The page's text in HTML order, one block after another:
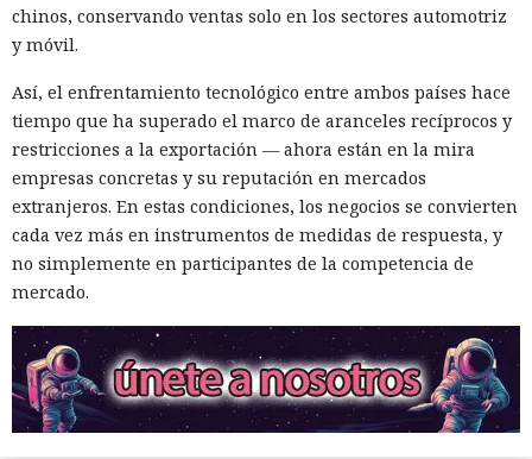
chinos, conservando ventas solo en los sectores automotriz
y móvil.
Así, el enfrentamiento tecnológico entre ambos países hace
tiempo que ha superado el marco de aranceles recíprocos y
restricciones a la exportación — ahora están en la mira
empresas concretas y su reputación en mercados
extranjeros. En estas condiciones, los negocios se convierten
cada vez más en instrumentos de medidas de respuesta, y
no simplemente en participantes de la competencia de
mercado.
El canadiense Connor Riley Muka ganó dinero durante
muchos meses con datos robados de otras personas, antes
de ser detenido y entregado a la justicia estadounidense por
uno de los mayores hackeos de los últimos años — ataque a
Muka, de 26 años, se declaró culpable de cargos de fraude
informático y telefónico, robo agravado de datos personales
y conspiración en un tribunal federal del estado de